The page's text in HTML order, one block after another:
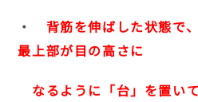
・ 背筋を伸ばした状態で
最上部が目の高さに
なるように「台」を置い